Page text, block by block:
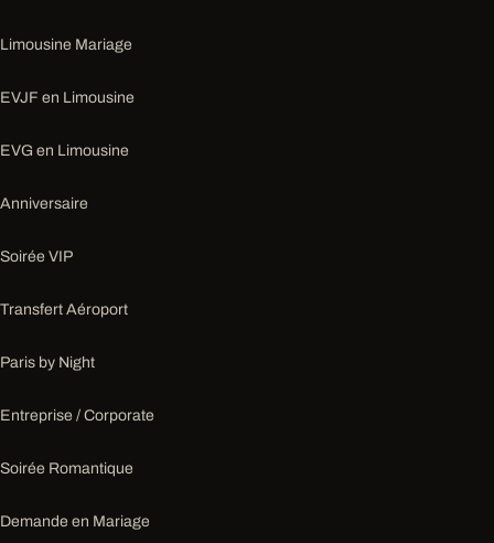
Limousine Mariage
EVJF en Limousine
EVG en Limousine
Anniversaire
Soirée VIP
Transfert Aéroport
Paris by Night
Entreprise / Corporate
Soirée Romantique
Demande en Mariage